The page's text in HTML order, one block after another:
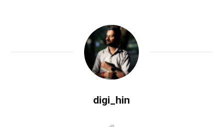
digi_hin